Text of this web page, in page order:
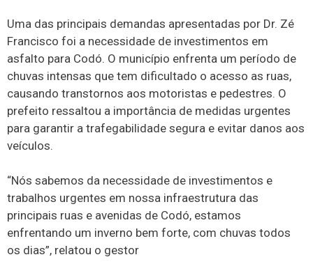
Uma das principais demandas apresentadas por Dr. Zé
Francisco foi a necessidade de investimentos em
asfalto para Codó. O município enfrenta um período de
chuvas intensas que tem dificultado o acesso as ruas,
causando transtornos aos motoristas e pedestres. O
prefeito ressaltou a importância de medidas urgentes
para garantir a trafegabilidade segura e evitar danos aos
veículos.
“Nós sabemos da necessidade de investimentos e
trabalhos urgentes em nossa infraestrutura das
principais ruas e avenidas de Codó, estamos
enfrentando um inverno bem forte, com chuvas todos
os dias”, relatou o gestor